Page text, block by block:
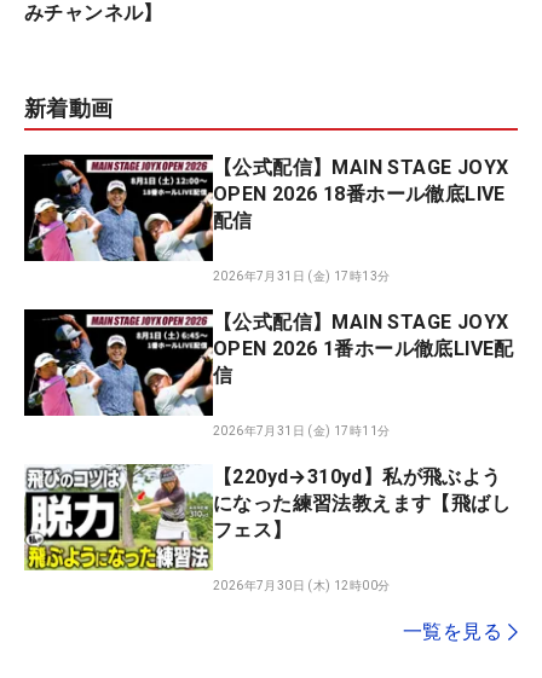
みチャンネル】
新着動画
【公式配信】MAIN STAGE JOYX
OPEN 2026 18番ホール徹底LIVE
配信
2026年7月31日 (金) 17時13分
【公式配信】MAIN STAGE JOYX
OPEN 2026 1番ホール徹底LIVE配
信
2026年7月31日 (金) 17時11分
【220yd→310yd】私が飛ぶよう
になった練習法教えます【飛ばし
フェス】
2026年7月30日 (木) 12時00分
一覧を見る